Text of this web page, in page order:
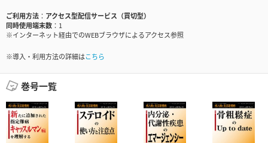
ご利用方法
アクセス型配信サービス（買切型）
同時使用端末数
1
※インターネット経由でのWEBブラウザによるアクセス参照
※導入・利用方法の詳細はこちら
巻号一覧